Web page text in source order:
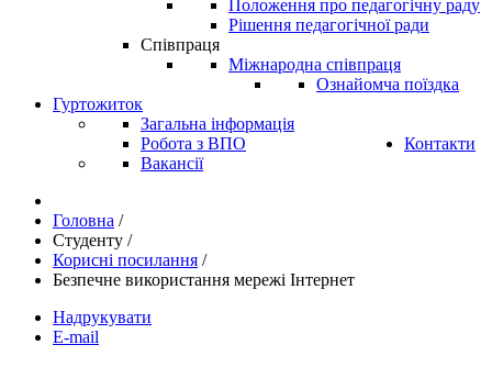
Положення про педагогічну раду
Рішення педагогічної ради
Співпраця
Міжнародна співпраця
Ознайомча поїздка
Гуртожиток
Загальна інформація
Робота з ВПО
Контакти
Вакансії
Головна /
Студенту /
Корисні посилання /
Безпечне використання мережі Інтернет
Надрукувати
E-mail